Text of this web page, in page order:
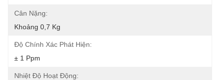
Cân Nặng:
Khoảng 0,7 Kg
Độ Chính Xác Phát Hiện:
± 1 Ppm
Nhiệt Độ Hoạt Động: